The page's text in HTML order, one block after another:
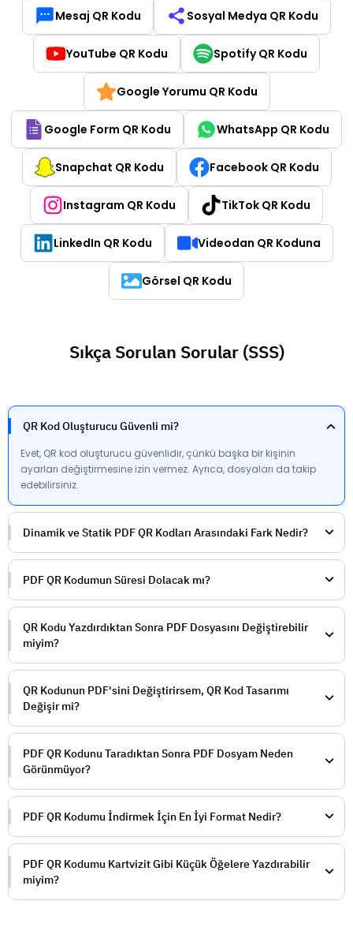
Mesaj QR Kodu Sosyal Medya QR Kodu
YouTube QR Kodu Spotify QR Kodu
Google Yorumu QR Kodu
Google Form QR Kodu WhatsApp QR Kodu
Snapchat QR Kodu Facebook QR Kodu
Instagram QR Kodu TikTok QR Kodu
LinkedIn QR Kodu Videodan QR Koduna
Görsel QR Kodu
Sıkça Sorulan Sorular (SSS)
QR Kod Oluşturucu Güvenli mi?
Evet, QR kod oluşturucu güvenlidir, çünkü başka bir kişinin
ayarları değiştirmesine izin vermez. Ayrıca, dosyaları da takip
edebilirsiniz.
Dinamik ve Statik PDF QR Kodları Arasındaki Fark Nedir?
PDF QR Kodumun Süresi Dolacak mı?
QR Kodu Yazdırdıktan Sonra PDF Dosyasını Değiştirebilir
miyim?
QR Kodunun PDF'sini Değiştirirsem, QR Kod Tasarımı
Değişir mi?
PDF QR Kodunu Taradıktan Sonra PDF Dosyam Neden
Görünmüyor?
PDF QR Kodumu İndirmek İçin En İyi Format Nedir?
PDF QR Kodumu Kartvizit Gibi Küçük Öğelere Yazdırabilir
miyim?